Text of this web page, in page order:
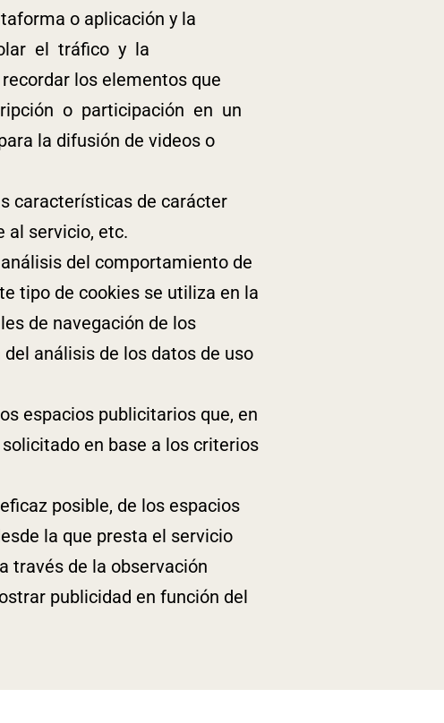
o aplicación y la
el tráfico y la
los elementos que
o participación en un
la difusión de videos o
características de carácter
al servicio, etc.
del comportamiento de
tipo de cookies se utiliza en la
de navegación de los
análisis de los datos de uso
espacios publicitarios que, en
en base a los criterios
posible, de los espacios
la que presta el servicio
través de la observación
publicidad en función del